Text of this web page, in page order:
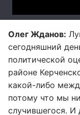
Олег Жданов:
сегодняшний
политической
районе
какой-либо
потому что мы
случившегося.